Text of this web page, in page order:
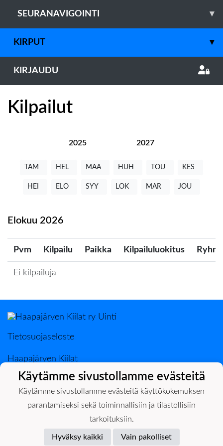
SEURANAVIGOINTI ▾
KIRPUT ▾
KIRJAUDU
Kilpailut
2025 2027
TAM HEL MAA HUH TOU KES
HEI ELO SYY LOK MAR JOU
Elokuu 2026
Pvm Kilpailu Paikka Kilpailuluokitus
Ei kilpailuja
Tietosuojaseloste
Haapajärven Kiilat
0400-398889 Ilkka Järvenpää
Powered by
Käytämme sivustollamme evästeitä
Käytämme sivustollamme evästeitä käyttökokemuksen
parantamiseksi sekä toiminnallisiin ja tilastollisiin
tarkoituksiin.
Hyväksy kaikki Vain pakolliset